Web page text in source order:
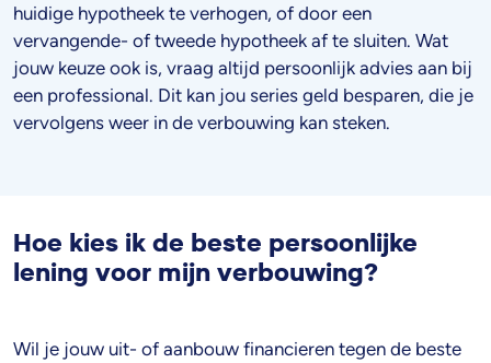
huidige hypotheek te verhogen, of door een
vervangende- of tweede hypotheek af te sluiten. Wat
jouw keuze ook is, vraag altijd persoonlijk advies aan bij
een professional. Dit kan jou series geld besparen, die je
vervolgens weer in de verbouwing kan steken.
Hoe kies ik de beste persoonlijke
lening voor mijn verbouwing?
Wil je jouw uit- of aanbouw financieren tegen de beste